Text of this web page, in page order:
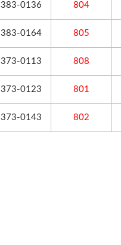
383-0136 804
383-0164 805
373-0113 808
373-0123 801
373-0143 802